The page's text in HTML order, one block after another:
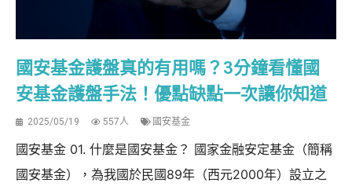
國安基金護盤真的有用嗎？3分鐘看懂國
安基金護盤手法！優點缺點一次讓你知道
2025/05/19 557人 國安基金
國安基金 01. 什麼是國安基金？ 國家金融安定基金（簡稱
國安基金），為我國於民國89年（西元2000年）設立之